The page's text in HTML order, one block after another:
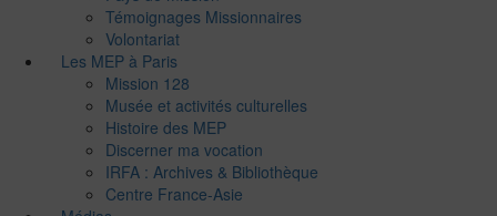
Témoignages Missionnaires
Volontariat
Les MEP à Paris
Mission 128
Musée et activités culturelles
Histoire des MEP
Discerner ma vocation
IRFA : Archives & Bibliothèque
Centre France-Asie